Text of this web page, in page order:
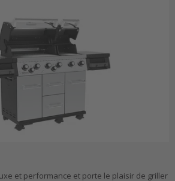
et performance et porte le plaisir de griller